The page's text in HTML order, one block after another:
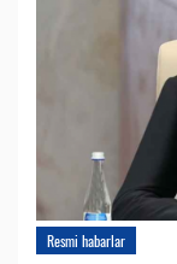
Resmi habarlar